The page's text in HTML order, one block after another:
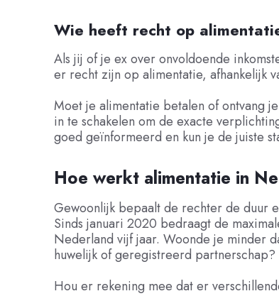
Wie heeft recht op
Als jij of je ex over onvoldoende
er recht zijn op alimentatie, afhankelijk
Moet je alimentatie betalen of ontvang
in te schakelen om de exacte
goed geïnformeerd en kun je de juiste
Hoe werkt alimentatie in
Gewoonlijk bepaalt de rechter de duur
Sinds januari 2020 bedraagt de
Nederland vijf jaar. Woonde je minder
huwelijk of geregistreerd
Hou er rekening mee dat er